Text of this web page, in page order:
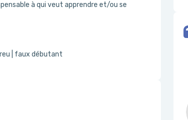
à qui veut apprendre et/ou se
| faux débutant